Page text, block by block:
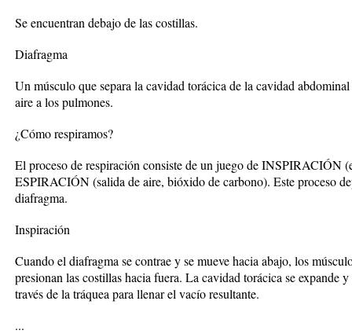
Se encuentran debajo de las costillas.
Diafragma
Un músculo que separa la cavidad torácica de la cavidad
aire a los pulmones.
¿Cómo respiramos?
El proceso de respiración consiste de un juego de INSPIRACIÓN
ESPIRACIÓN (salida de aire, bióxido de carbono). Este proceso
diafragma.
Inspiración
Cuando el diafragma se contrae y se mueve hacia abajo, los
presionan las costillas hacia fuera. La cavidad torácica se expande
través de la tráquea para llenar el vacío resultante.
...